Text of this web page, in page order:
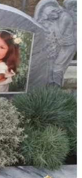
фото